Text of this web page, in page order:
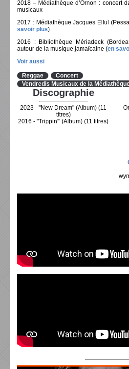
2018 – Médiathèque d’Ornon : concert
musicaux
2017 : Médiathèque Jacques Ellul
savoir plus)
2016 : Bibliothèque Mériadeck
autour de la musique jamaïcaine (en
Voir aussi
Reggae
Concert
Vendredis Musicaux de la
Discographie
2023 - "New Dream" (Album) (11
titres)
2016 - "Trippin'" (Album) (11 titres)